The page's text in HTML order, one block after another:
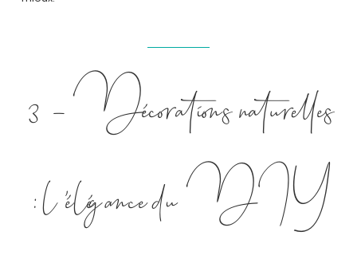
3 – Décorations naturelles
: l’élégance du DIY